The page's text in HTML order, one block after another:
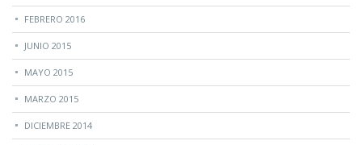
FEBRERO 2016
JUNIO 2015
MAYO 2015
MARZO 2015
DICIEMBRE 2014